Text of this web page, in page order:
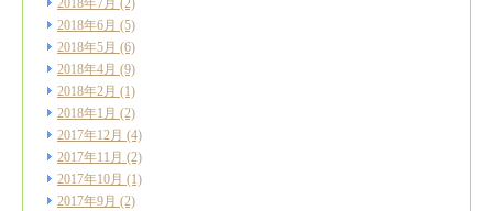
2018年7月 (2)
2018年6月 (5)
2018年5月 (6)
2018年4月 (9)
2018年2月 (1)
2018年1月 (2)
2017年12月 (4)
2017年11月 (2)
2017年10月 (1)
2017年9月 (2)